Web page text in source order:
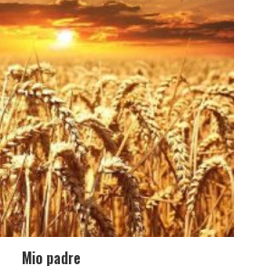
Mio padre